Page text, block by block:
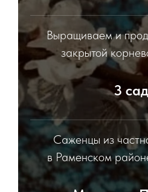
Выращиваем и
закрытой
3
Саженцы из
в Раменском